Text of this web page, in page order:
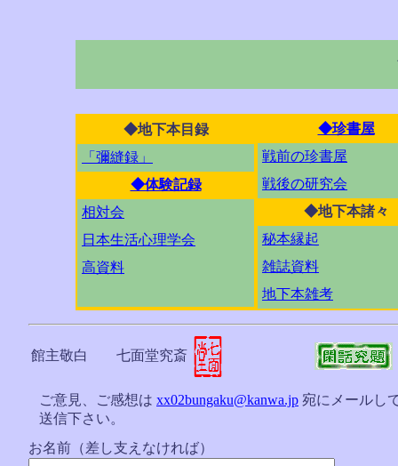
◆地下本目録
「彌縫録」
◆体験記録
相対会
日本生活心理学会
高資料
◆珍書屋
戦前の珍書屋
戦後の研究会
◆地下本諸々
秘本縁起
雑誌資料
地下本雑考
館主敬白 七面堂究斎
ご意見、ご感想は xx02bungaku@kanwa.jp 宛にメールし
送信下さい。
お名前（差し支えなければ）